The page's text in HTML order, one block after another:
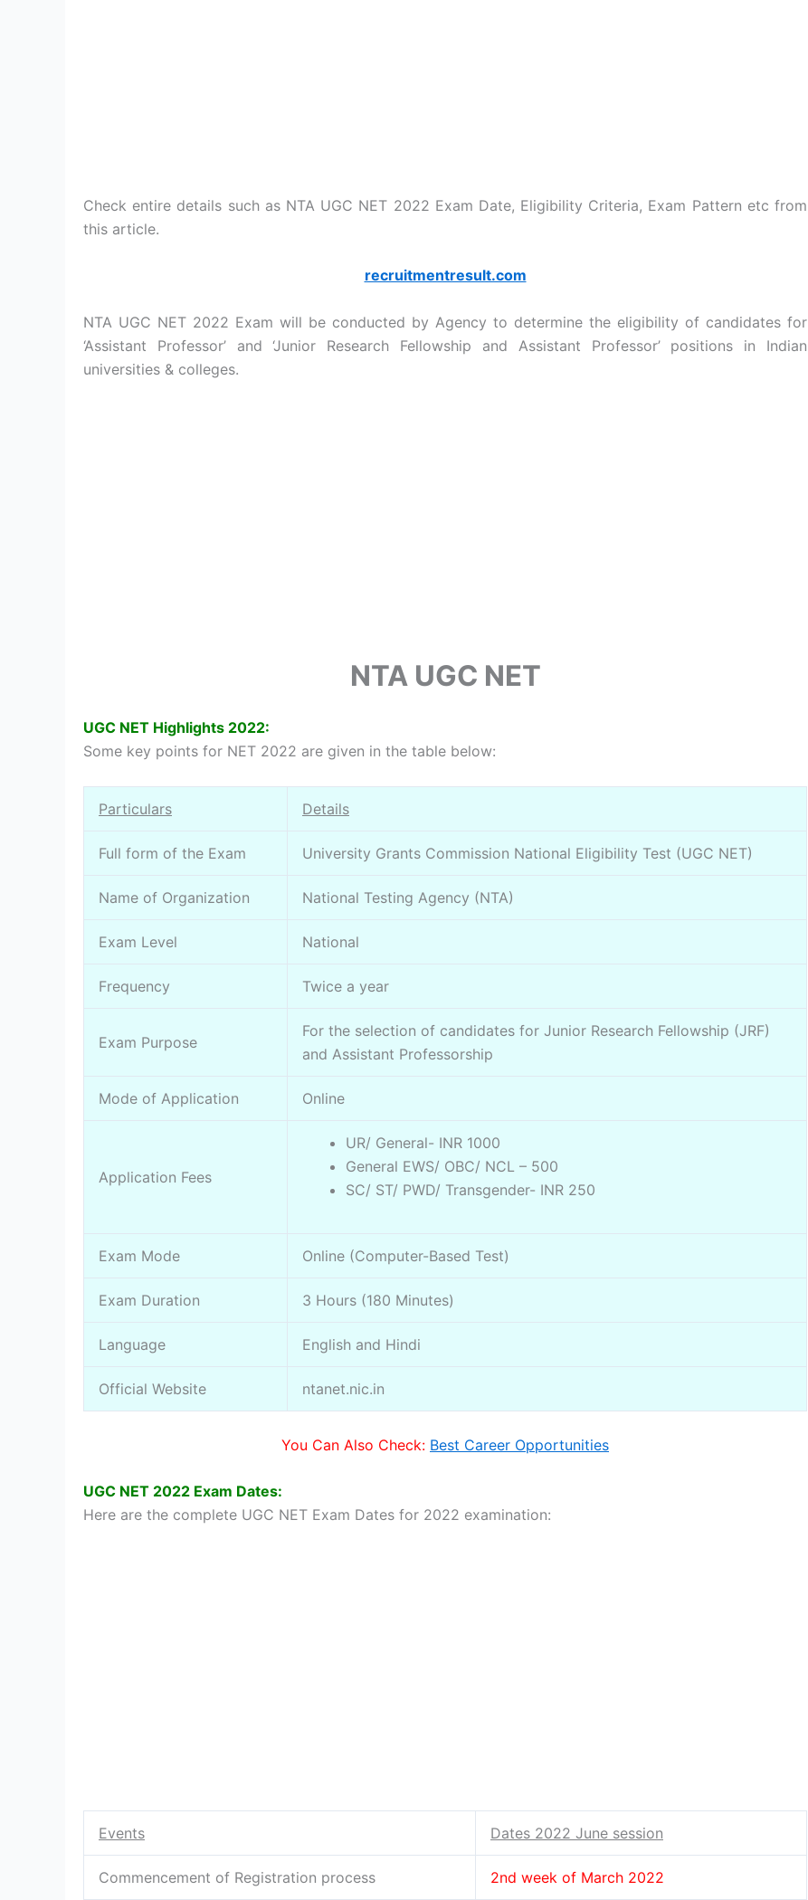
Check entire details such as NTA UGC NET 2022 Exam Date, Eligibility Criteria, Exam Pattern etc from
this article.
recruitmentresult.com
NTA UGC NET 2022 Exam will be conducted by Agency to determine the eligibility of candidates for
‘Assistant Professor’ and ‘Junior Research Fellowship and Assistant Professor’ positions in Indian
universities & colleges.
NTA UGC NET
UGC NET Highlights 2022:
Some key points for NET 2022 are given in the table below:
Particulars Details
Full form of the Exam University Grants Commission National Eligibility Test (UGC NET)
Name of Organization National Testing Agency (NTA)
Exam Level National
Frequency Twice a year
Exam Purpose
For the selection of candidates for Junior Research Fellowship (JRF)
and Assistant Professorship
Mode of Application Online
Application Fees
UR/ General- INR 1000
General EWS/ OBC/ NCL – 500
SC/ ST/ PWD/ Transgender- INR 250
Exam Mode Online (Computer-Based Test)
Exam Duration 3 Hours (180 Minutes)
Language English and Hindi
Official Website ntanet.nic.in
You Can Also Check: Best Career Opportunities
UGC NET 2022 Exam Dates:
Here are the complete UGC NET Exam Dates for 2022 examination:
Events Dates 2022 June session
Commencement of Registration process 2nd week of March 2022